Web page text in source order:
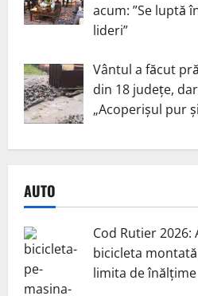
acum: ”Se luptă
lideri”
Vântul a făcut
din 18 județe,
„Acoperișul pur
AUTO
Cod Rutier 2026:
bicicleta
limita de înălțime